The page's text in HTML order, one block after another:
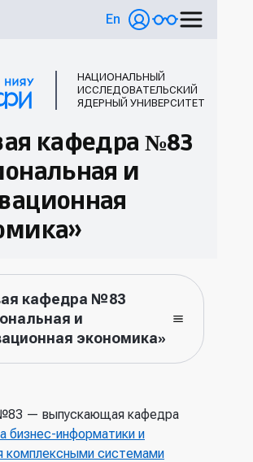
En
НАЦИОНАЛЬНЫЙ
ИССЛЕДОВАТЕЛЬСКИЙ
ЯДЕРНЫЙ УНИВЕРСИТЕТ
кафедра №83
и
— выпускающая кафедра
бизнес-информатики и
комплексными системами
кафедра №83
и
экономика»